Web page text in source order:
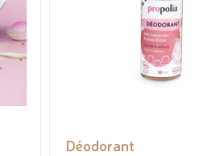
Déodorant